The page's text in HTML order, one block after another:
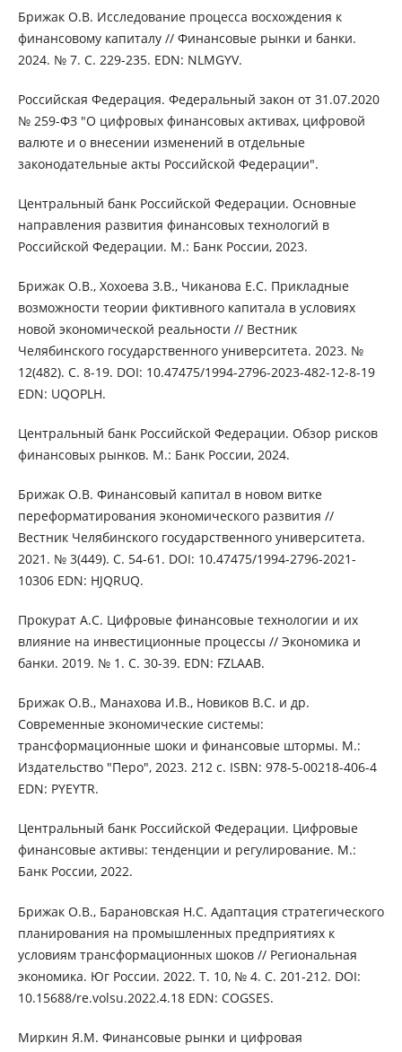
Брижак О.В. Исследование процесса восхождения к
финансовому капиталу // Финансовые рынки и банки.
2024. № 7. С. 229-235. EDN: NLMGYV.
Российская Федерация. Федеральный закон от 31.07.2020
№ 259-ФЗ "О цифровых финансовых активах, цифровой
валюте и о внесении изменений в отдельные
законодательные акты Российской Федерации".
Центральный банк Российской Федерации. Основные
направления развития финансовых технологий в
Российской Федерации. М.: Банк России, 2023.
Брижак О.В., Хохоева З.В., Чиканова Е.С. Прикладные
возможности теории фиктивного капитала в условиях
новой экономической реальности // Вестник
Челябинского государственного университета. 2023. №
12(482). С. 8-19. DOI: 10.47475/1994-2796-2023-482-12-8-19
EDN: UQOPLH.
Центральный банк Российской Федерации. Обзор рисков
финансовых рынков. М.: Банк России, 2024.
Брижак О.В. Финансовый капитал в новом витке
переформатирования экономического развития //
Вестник Челябинского государственного университета.
2021. № 3(449). С. 54-61. DOI: 10.47475/1994-2796-2021-
10306 EDN: HJQRUQ.
Прокурат А.С. Цифровые финансовые технологии и их
влияние на инвестиционные процессы // Экономика и
банки. 2019. № 1. С. 30-39. EDN: FZLAAB.
Брижак О.В., Манахова И.В., Новиков В.С. и др.
Современные экономические системы:
трансформационные шоки и финансовые штормы. М.:
Издательство "Перо", 2023. 212 с. ISBN: 978-5-00218-406-4
EDN: PYEYTR.
Центральный банк Российской Федерации. Цифровые
финансовые активы: тенденции и регулирование. М.:
Банк России, 2022.
Брижак О.В., Барановская Н.С. Адаптация стратегического
планирования на промышленных предприятиях к
условиям трансформационных шоков // Региональная
экономика. Юг России. 2022. Т. 10, № 4. С. 201-212. DOI:
10.15688/re.volsu.2022.4.18 EDN: COGSES.
Миркин Я.М. Финансовые рынки и цифровая